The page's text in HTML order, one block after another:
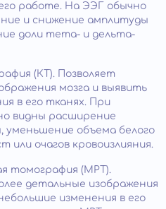
работе. На ЭЭГ обычно
и снижение амплитуды
доли тета- и дельта-
(КТ). Позволяет
мозга и выявить
в его тканях. При
видны расширение
уменьшение объема белого
или очагов кровоизлияния.
томография (МРТ).
детальные изображения
изменения в его